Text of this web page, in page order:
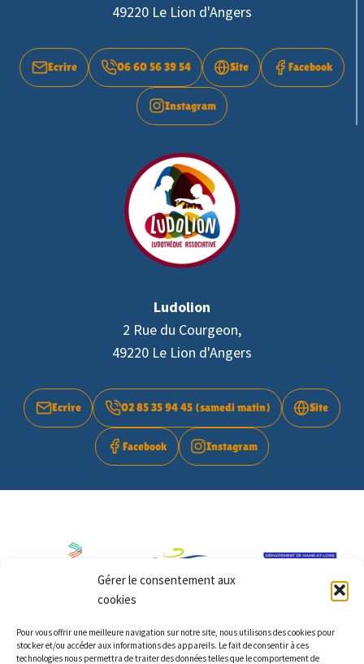
Gérer le consentement aux
cookies
Pour vous offrir une meilleure navigation sur notre site, nous utilisons des cookies pour
stocker et/ou accéder aux informations des appareils. Le fait de consentir à ces
technologies nous permettra de traiter des données telles que le comportement de
49220 Le Lion d'Angers
Ecrire 06 60 56 39 54 Site Facebook
Instagram
Ludolion
2 Rue du Courgeon,
49220 Le Lion d'Angers
Ecrire 02 85 35 94 45 (samedi matin) Site
Facebook Instagram